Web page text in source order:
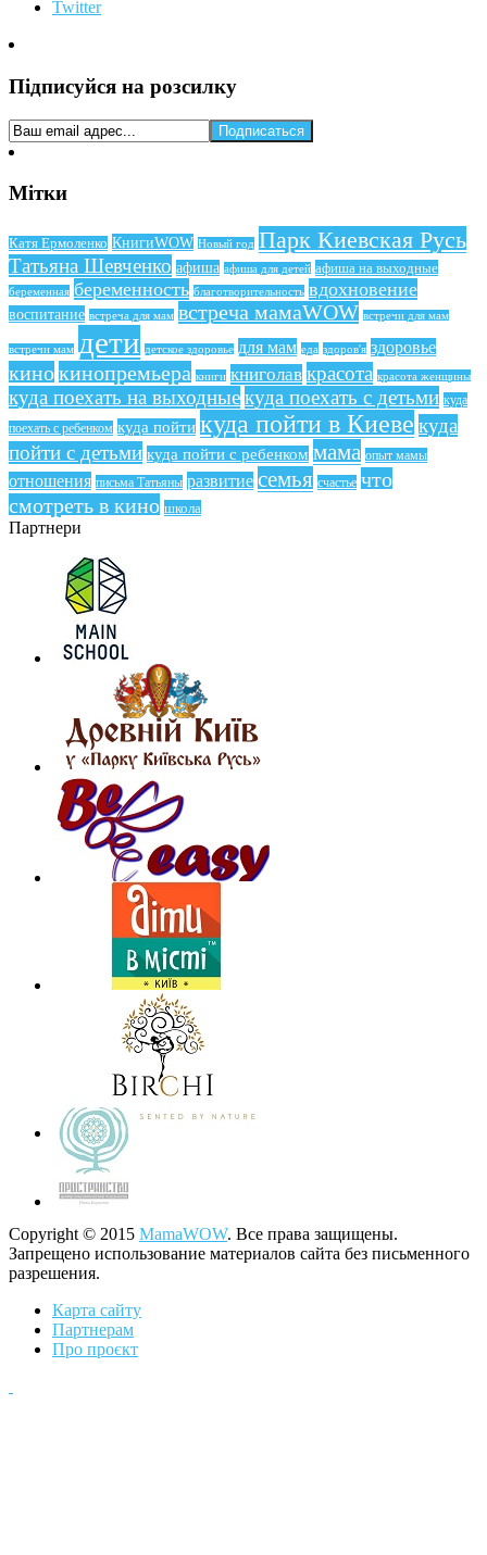
Twitter
Підписуйся на розсилку
Мітки
Катя Ермоленко КнигиWOW Новый год Парк Киевская Русь
Татьяна Шевченко афиша афиша для детей афиша на выходные
беременная беременность благотворительность вдохновение
воспитание встреча для мам встреча мамаWOW встречи для мам
встречи мам дети детское здоровье для мам еда здоров'я здоровье
кинокинопремьера книги книголав красота красота женщины
куда поехать на выходныекуда поехать с детьми куда
поехать с ребенком куда пойти куда пойти в Киеве куда
пойти с детьми куда пойти с ребенком мама опыт мамы
отношения письма Татьяны развитие семья счастье что
смотреть в кино школа
Партнери
Copyright © 2015 MamaWOW. Все права защищены.
Запрещено использование материалов сайта без письменного
разрешения.
Карта сайту
Партнерам
Про проєкт